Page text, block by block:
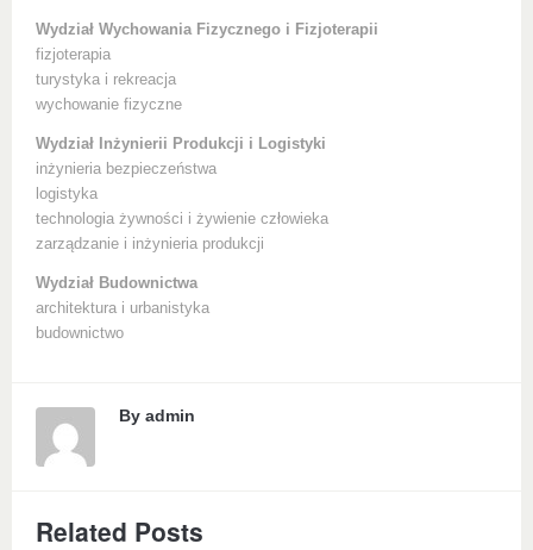
Wydział Wychowania Fizycznego i Fizjoterapii
fizjoterapia
turystyka i rekreacja
wychowanie fizyczne
Wydział Inżynierii Produkcji i Logistyki
inżynieria bezpieczeństwa
logistyka
technologia żywności i żywienie człowieka
zarządzanie i inżynieria produkcji
Wydział Budownictwa
architektura i urbanistyka
budownictwo
By admin
Related Posts